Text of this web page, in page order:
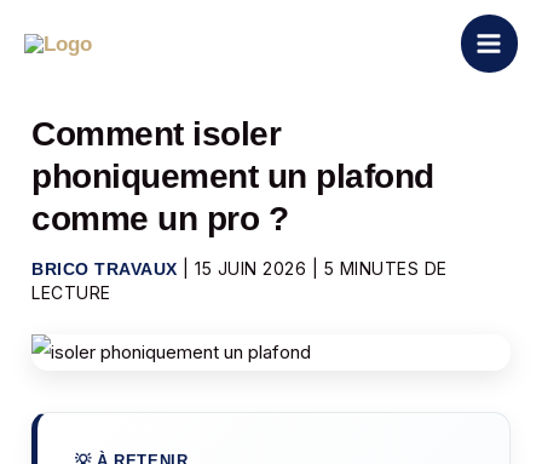
Comment isoler
phoniquement un plafond
comme un pro ?
BRICO TRAVAUX |15 JUIN 2026
5 MINUTES DE
LECTURE